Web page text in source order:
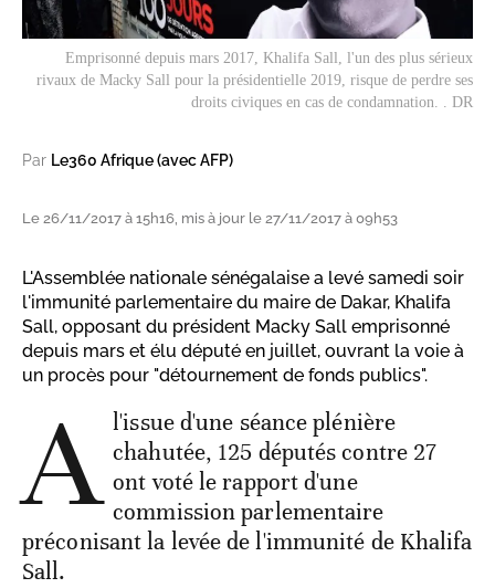
Emprisonné depuis mars 2017, Khalifa Sall, l'un des plus sérieux
rivaux de Macky Sall pour la présidentielle 2019, risque de perdre ses
droits civiques en cas de condamnation. . DR
Par Le360 Afrique (avec AFP)
Le 26/11/2017 à 15h16, mis à jour le 27/11/2017 à 09h53
L'Assemblée nationale sénégalaise a levé samedi soir
l'immunité parlementaire du maire de Dakar, Khalifa
Sall, opposant du président Macky Sall emprisonné
depuis mars et élu député en juillet, ouvrant la voie à
un procès pour "détournement de fonds publics".
A l'issue d'une séance plénière
chahutée, 125 députés contre 27
ont voté le rapport d'une
commission parlementaire
préconisant la levée de l'immunité de Khalifa
Sall.